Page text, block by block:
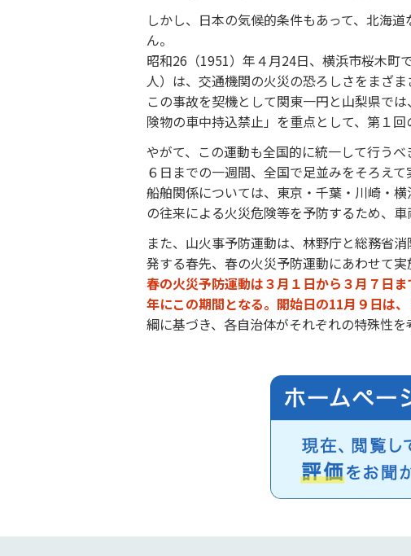
しかし、日本の気候的条件もあって、北海
ん。
昭和26（1951）年４月24日、横浜市桜木町
人）は、交通機関の火災の恐ろしさをまざま
この事故を契機として関東一円と山梨県で
険物の車中持込禁止」を重点として、第１回
やがて、この運動も全国的に統一して行う
６日までの一週間、全国で足並みをそろえ
船舶関係については、東京・千葉・川崎・
の往来による火災危険等を予防するため、
また、山火事予防運動は、林野庁と総務省
発する春先、春の火災予防運動にあわせて実
春の火災予防運動は３月１日から３月７日
年にこの期間となる。開始日の11月９日は、
綱に基づき、各自治体がそれぞれの特殊性を